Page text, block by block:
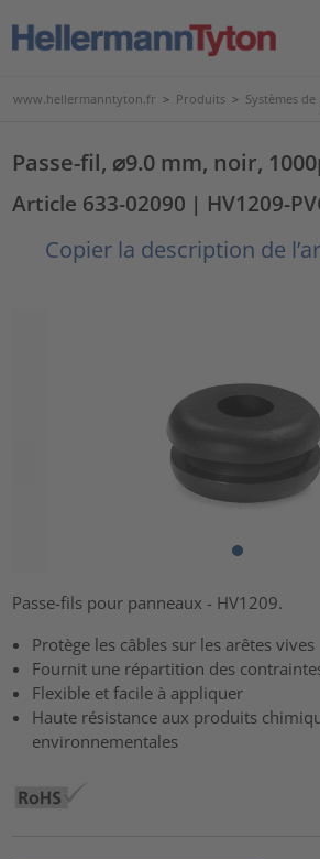
www.hellermanntyton.fr > Produits > Systèmes
Passe-fil, ⌀9.0 mm, noir,
Article 633-02090 | HV1209-
Copier la description de
Passe-fils pour panneaux - HV1209.
Protège les câbles sur les arêtes vives
Fournit une répartition des
Flexible et facile à appliquer
Haute résistance aux produits
environnementales